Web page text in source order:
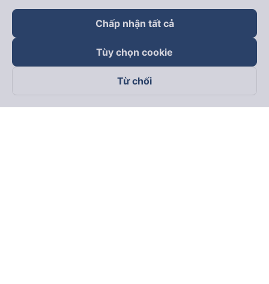
Theo dõi chúng tôi trên
Chấp nhận tất cả
Tùy chọn cookie
Từ chối